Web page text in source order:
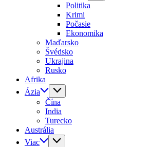
Politika
Krimi
Počasie
Ekonomika
Maďarsko
Švédsko
Ukrajina
Rusko
Afrika
Ázia
Čína
India
Turecko
Austrália
Viac